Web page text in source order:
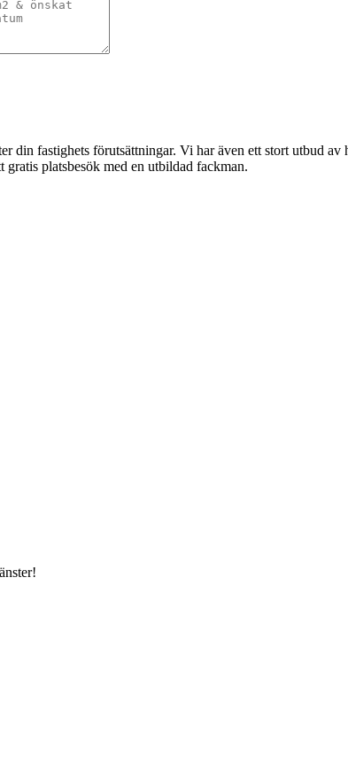
fastighets förutsättningar. Vi har även ett stort utbud
platsbesök med en utbildad fackman.